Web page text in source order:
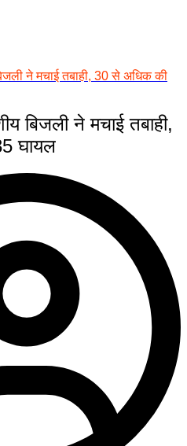
ने मचाई तबाही, 30 से अधिक की
बिजली ने मचाई तबाही,
घायल